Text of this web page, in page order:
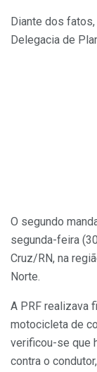
Diante dos
Delegacia de
O segundo
segunda-feira
Cruz/RN, na
Norte.
A PRF realizava
motocicleta de
verificou-se que
contra o